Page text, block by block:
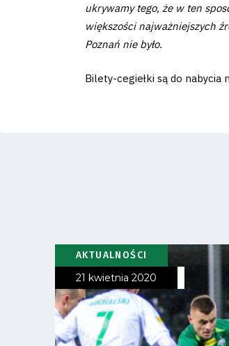
Fundacja
Biznes
ukrywamy tego, że w ten
większości najważniejszych
Poznań nie było.
Bilety-cegiełki są do nabycia
AKTUALNOŚCI
21 kwietnia 2020